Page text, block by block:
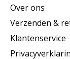
Over ons
Verzenden &
Klantenservice